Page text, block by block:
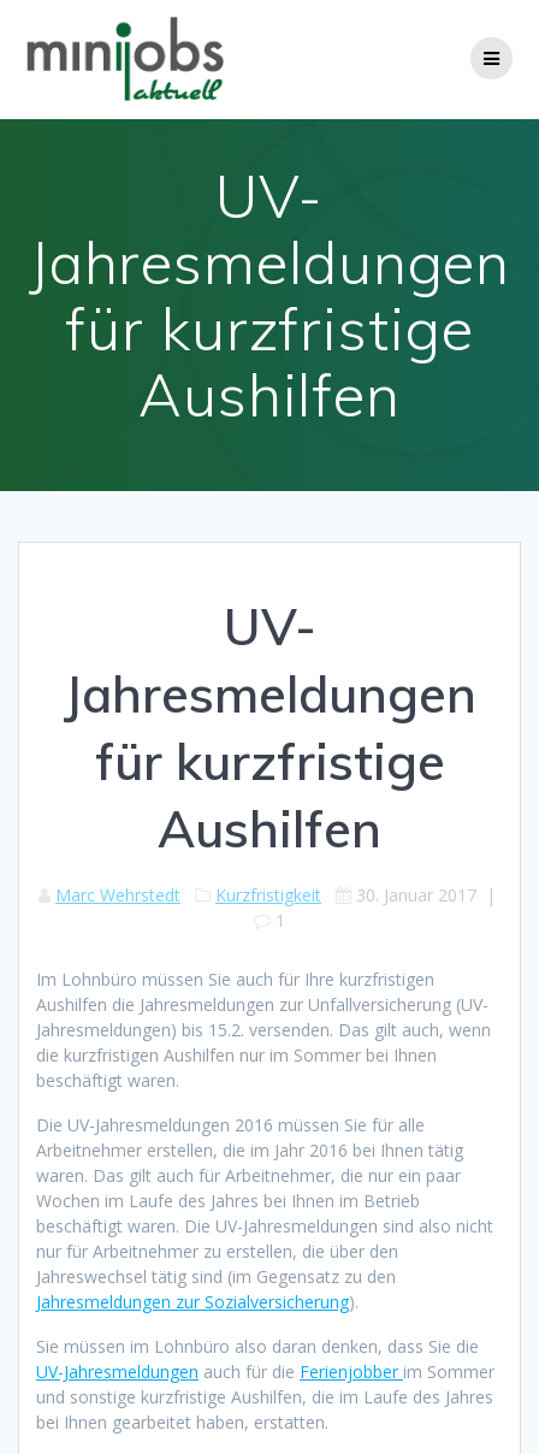
UV-
Jahresmeldungen
für kurzfristige
Aushilfen
UV-
Jahresmeldungen
für kurzfristige
Aushilfen
Marc Wehrstedt Kurzfristigkeit 30. Januar 2017 |
1
Im Lohnbüro müssen Sie auch für Ihre kurzfristigen
Aushilfen die Jahresmeldungen zur Unfallversicherung (UV-
Jahresmeldungen) bis 15.2. versenden. Das gilt auch, wenn
die kurzfristigen Aushilfen nur im Sommer bei Ihnen
beschäftigt waren.
Die UV-Jahresmeldungen 2016 müssen Sie für alle
Arbeitnehmer erstellen, die im Jahr 2016 bei Ihnen tätig
waren. Das gilt auch für Arbeitnehmer, die nur ein paar
Wochen im Laufe des Jahres bei Ihnen im Betrieb
beschäftigt waren. Die UV-Jahresmeldungen sind also nicht
nur für Arbeitnehmer zu erstellen, die über den
Jahreswechsel tätig sind (im Gegensatz zu den
Jahresmeldungen zur Sozialversicherung).
Sie müssen im Lohnbüro also daran denken, dass Sie die
UV-Jahresmeldungen auch für die Ferienjobber im Sommer
und sonstige kurzfristige Aushilfen, die im Laufe des Jahres
bei Ihnen gearbeitet haben, erstatten.